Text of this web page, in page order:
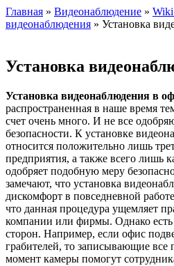
Главная » Видеонаблюдение » Wiki
видеонаблюдения » Установка
Установка
Установка видеонаблюдения в
распространенная в наше время
счет очень много. И не все
безопасности. К установке
относится положительно лишь
предприятия, а также всего лишь
одобряет подобную меру
замечают, что установка
дискомфорт в повседневной
что данная процедура ущемляет
компании или фирмы. Однако
сторон. Например, если офис
грабителей, то записывающие все
момент камеры помогут